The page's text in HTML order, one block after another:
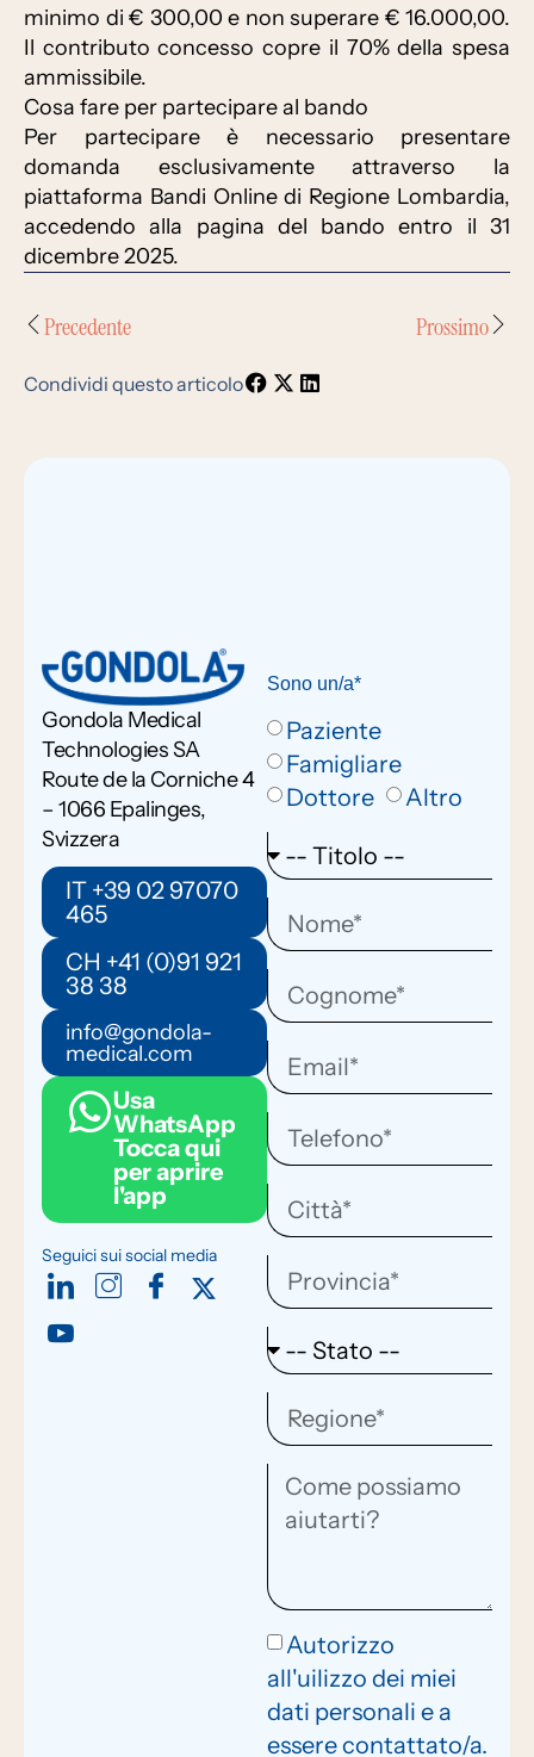
minimo di € 300,00 e non superare € 16.000,00.
Il contributo concesso copre il 70% della spesa
ammissibile.
Cosa fare per partecipare al bando
Per partecipare è necessario presentare
domanda esclusivamente attraverso la
piattaforma Bandi Online di Regione Lombardia,
accedendo alla pagina del bando entro il 31
dicembre 2025.
Precedente Prossimo
Condividi questo articolo
Gondola Medical
Technologies SA
Route de la Corniche 4
– 1066 Epalinges,
Svizzera
IT +39 02 97070
465
CH +41 (0)91 921
38 38
info@gondola-
medical.com
Usa
WhatsApp
Tocca qui
per aprire
l'app
Seguici sui social media
Sono un/a*
Paziente
Famigliare
Dottore
Altro
Autorizzo
all'uilizzo dei miei
dati personali e a
essere contattato/a.